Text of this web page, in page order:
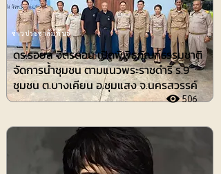
ดร.รอยล จิตรดอน เปิดพิพิธภัณฑ์ธรรมชาติ
จัดการน้ำชุมชน ตามแนวพระราชดำริ ร.9
ชุมชน ต.บางเคียน อ.ชุมแสง จ.นครสวรรค์
506
ข่าวประชาสัมพันธ์